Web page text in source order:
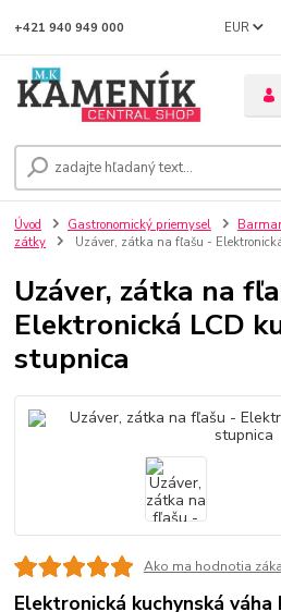
EUR
+421 940 949 000
Úvod Gastronomický priemysel
zátky
Uzáver, zátka na fľašu -
Uzáver, zátka na
Elektronická LCD
stupnica
Ako ma hodnotia
Elektronická kuchynská váha